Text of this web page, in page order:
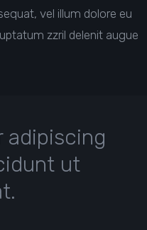
vel illum dolore eu
zzril delenit augue
adipiscing
ut